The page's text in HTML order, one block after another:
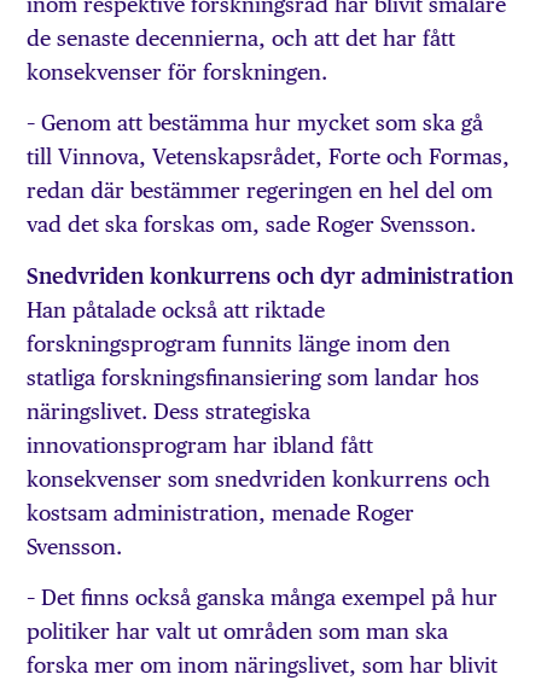
de senaste decennierna, och att det har fått
konsekvenser för forskningen.
– Genom att bestämma hur mycket som ska gå
till Vinnova, Vetenskapsrådet, Forte och Formas,
redan där bestämmer regeringen en hel del om
vad det ska forskas om, sade Roger Svensson.
Snedvriden konkurrens och dyr administration
Han påtalade också att riktade
forskningsprogram funnits länge inom den
statliga forskningsfinansiering som landar hos
näringslivet. Dess strategiska
innovationsprogram har ibland fått
konsekvenser som snedvriden konkurrens och
kostsam administration, menade Roger
Svensson.
– Det finns också ganska många exempel på hur
politiker har valt ut områden som man ska
forska mer om inom näringslivet, som har blivit